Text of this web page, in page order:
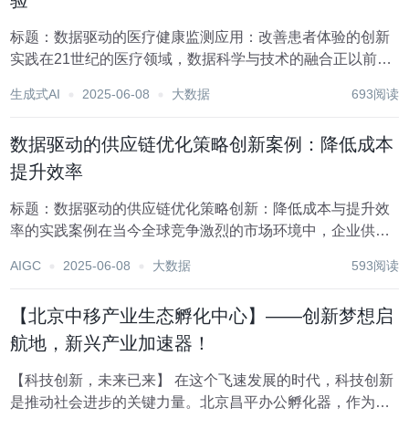
标题：数据驱动的医疗健康监测应用：改善患者体验的创新
实践在21世纪的医疗领域，数据科学与技术的融合正以前所
监控系统以及人工智能算法的广泛应用，数据驱动的医疗健
生成式AI 2025-06-08 大数据 693阅读
数据驱动的供应链优化策略创新案例：降低成本
提升效率
标题：数据驱动的供应链优化策略创新：降低成本与提升效
率的实践案例在当今全球竞争激烈的市场环境中，企业供应
据、云计算、人工智能等先进技术的快速发展，数据驱动的
AIGC 2025-06-08 大数据 593阅读
【北京中移产业生态孵化中心】——创新梦想启
航地，新兴产业加速器！
【科技创新，未来已来】 在这个飞速发展的时代，科技创新
是推动社会进步的关键力量。北京昌平办公孵化器，作为新